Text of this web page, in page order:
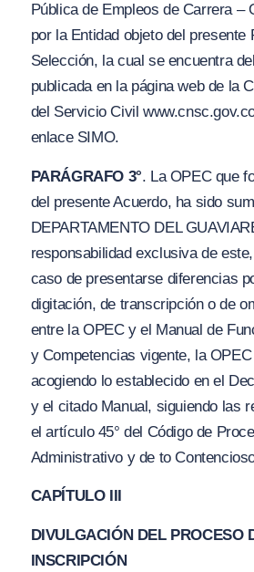
Pública de Empleos de Carrera –
por la Entidad objeto del presente
Selección, la cual se encuentra
publicada en la página web de la
del Servicio Civil
enlace SIMO.
PARÁGRAFO 3°. La OPEC que
del presente Acuerdo, ha sido
DEPARTAMENTO DEL
responsabilidad exclusiva de
caso de presentarse diferencias
digitación, de transcripción o de
entre la OPEC y el Manual de
y Competencias vigente, la
acogiendo lo establecido en el
y el citado Manual, siguiendo las
el artículo 45° del Código de
Administrativo y de to
CAPÍTULO III
DIVULGACIÓN DEL PROCESO
INSCRIPCIÓN